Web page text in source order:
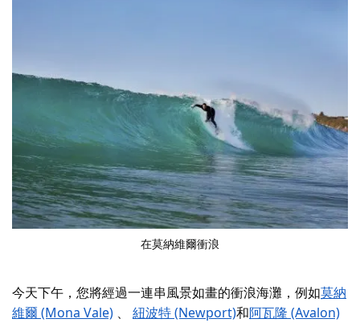
在莫納維爾衝浪
今天下午，您將經過一連串風景如畫的衝浪海灘，例如莫納
維爾 (Mona Vale) 、 紐波特 (Newport)和阿瓦隆 (Avalon)